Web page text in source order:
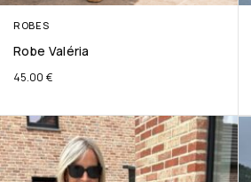
ROBES
Robe Valéria
45.00 €